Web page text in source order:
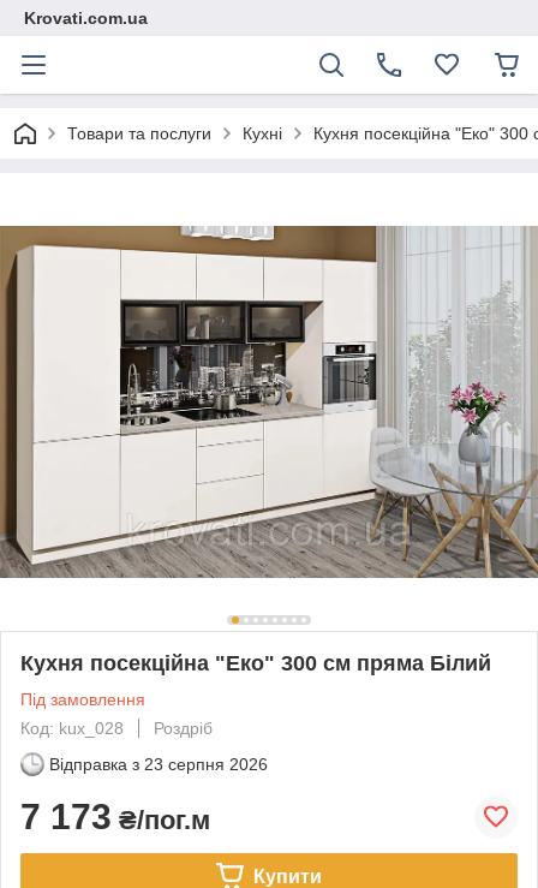
Krovati.com.ua
Товари та послуги Кухні Кухня посекційна "Еко"
Кухня посекційна "Еко" 300 см пряма Білий
Під замовлення
Код: kux_028
Роздріб
Відправка з 23 серпня 2026
7 173 ₴/пог.м
Купити